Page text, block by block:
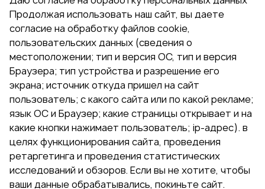
Продолжая использовать наш сайт, вы даете
согласие на обработку файлов cookie,
пользовательских данных (сведения о
местоположении; тип и версия ОС, тип и версия
Браузера; тип устройства и разрешение его
экрана; источник откуда пришел на сайт
пользователь; с какого сайта или по какой рекламе;
язык ОС и Браузер; какие страницы открывает и на
какие кнопки нажимает пользователь; ip-адрес). в
целях функционирования сайта, проведения
ретаргетинга и проведения статистических
исследований и обзоров. Если вы не хотите, чтобы
ваши данные обрабатывались, покиньте сайт.